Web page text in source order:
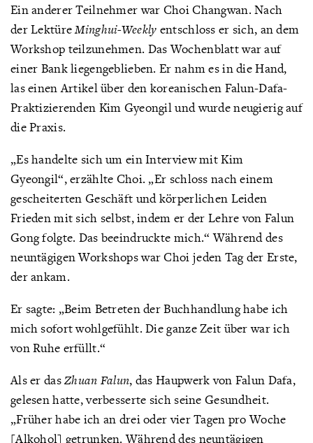
Ein anderer Teilnehmer war Choi Changwan. Nach
der LektüreMinghui-Weekly entschloss er sich, an dem
Workshop teilzunehmen. Das Wochenblatt war auf
einer Bank liegengeblieben. Er nahm es in die Hand,
las einen Artikel über den koreanischen Falun-Dafa-
Praktizierenden Kim Gyeongil und wurde neugierig auf
die Praxis.
„Es handelte sich um ein Interview mit Kim
Gyeongil“, erzählte Choi. „Er schloss nach einem
gescheiterten Geschäft und körperlichen Leiden
Frieden mit sich selbst, indem er der Lehre von Falun
Gong folgte. Das beeindruckte mich.“ Während des
neuntägigen Workshops war Choi jeden Tag der Erste,
der ankam.
Er sagte: „Beim Betreten der Buchhandlung habe ich
mich sofort wohlgefühlt. Die ganze Zeit über war ich
von Ruhe erfüllt.“
Als er dasZhuan Falun, das Haupwerk von Falun Dafa,
gelesen hatte, verbesserte sich seine Gesundheit.
„Früher habe ich an drei oder vier Tagen pro Woche
[Alkohol] getrunken. Während des neuntägigen